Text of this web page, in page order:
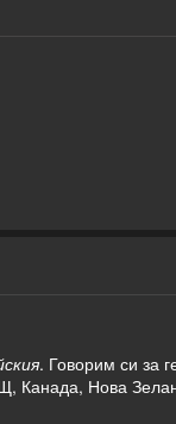
. Говорим си за
Канада, Нова